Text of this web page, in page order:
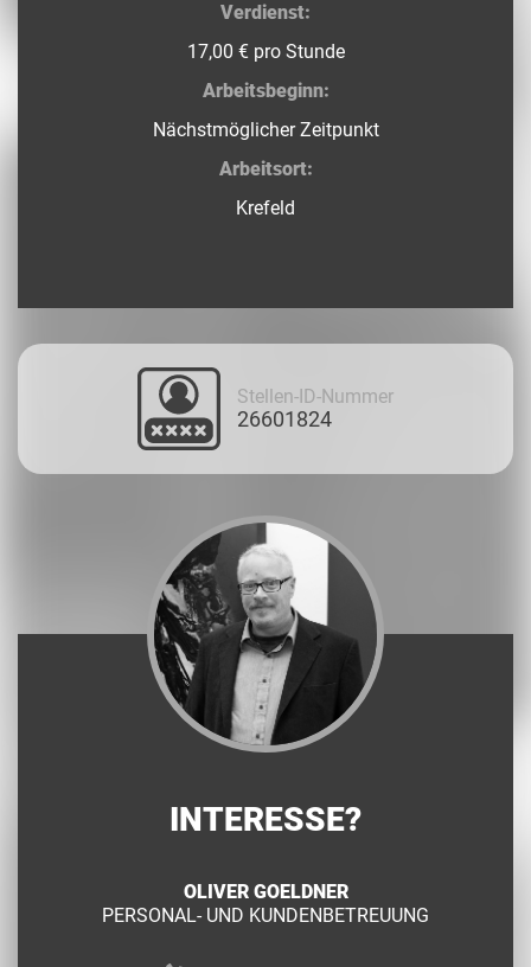
Verdienst:
17,00 € pro Stunde
Arbeitsbeginn:
Nächstmöglicher Zeitpunkt
Arbeitsort:
Krefeld
Stellen-ID-Nummer
26601824
INTERESSE?
OLIVER GOELDNER
PERSONAL- UND KUNDENBETREUUNG